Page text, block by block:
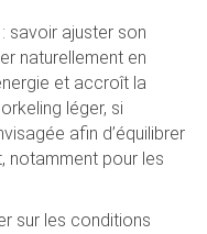
savoir ajuster son
naturellement en
et accroît la
léger, si
afin d’équilibrer
notamment pour les
sur les conditions